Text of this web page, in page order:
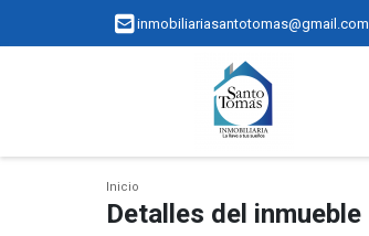
inmobiliariasantotomas@gmail.com
Inicio
Detalles del inmueble